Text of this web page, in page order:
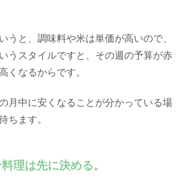
うと、調味料や米は単価が高いので、
うスタイルですと、その週の予算が赤
くなるからです。
月中に安くなることが分かっている場
ちます。
理は先に決める。